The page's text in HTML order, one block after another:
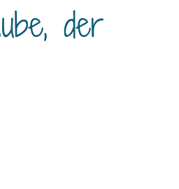
der